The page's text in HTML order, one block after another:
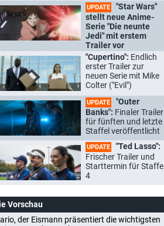
UPDATE
"Star Wars"
stellt neue Anime-
Serie "Die neunte
Jedi" mit erstem
Trailer vor
"Cupertino": Endlich
erster Trailer zur
neuen Serie mit Mike
Colter ("Evil")
UPDATE
"Outer
Banks": Finaler Trailer
für fünften und letzte
Staffel veröffentlicht
UPDATE
"Ted Lasso":
Frischer Trailer und
Starttermin für Staffel
4
Vorschau
der Eismann präsentiert die wichtigsten